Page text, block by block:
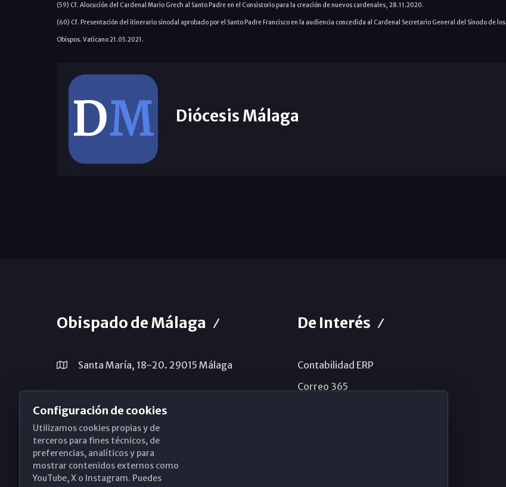
(59) Cf. Alocución del Cardenal Mario Grech al Santo Padre en el Consistorio para la creación de nuevos cardenales, 28.11.2020.
(60) Cf. Presentación del itinerario sinodal aprobado por el Santo Padre Francisco en la audiencia concedida al Cardenal Secretario General del Sínodo de los
Obispos. Vaticano 21.05.2021.
Diócesis Málaga
Obispado de Málaga
Santa María, 18-20. 29015 Málaga
obispado@diocesismalaga.es
De Interés
Contabilidad ERP
Correo 365
Configuración de cookies
Utilizamos cookies propias y de
terceros para fines técnicos, de
preferencias, analíticos y para
mostrar contenidos externos como
YouTube, X o Instagram. Puedes